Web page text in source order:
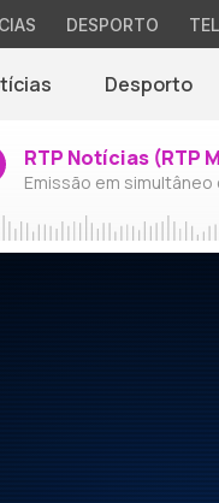
DESPORTO
Desporto
RTP Notícias (RTP
Emissão em simultâneo